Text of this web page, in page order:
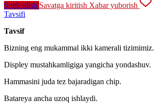
Sotib olish Savatga kiritish Xabar yuborish
Tavsifi
Tavsif
Bizning eng mukammal ikki kamerali tizimimiz.
Displey mustahkamligiga yangicha yondashuv.
Hammasini juda tez bajaradigan chip.
Batareya ancha uzoq ishlaydi.